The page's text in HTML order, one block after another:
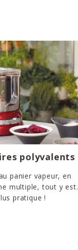
polyvalents
panier vapeur, en
multiple, tout y est.
pratique !